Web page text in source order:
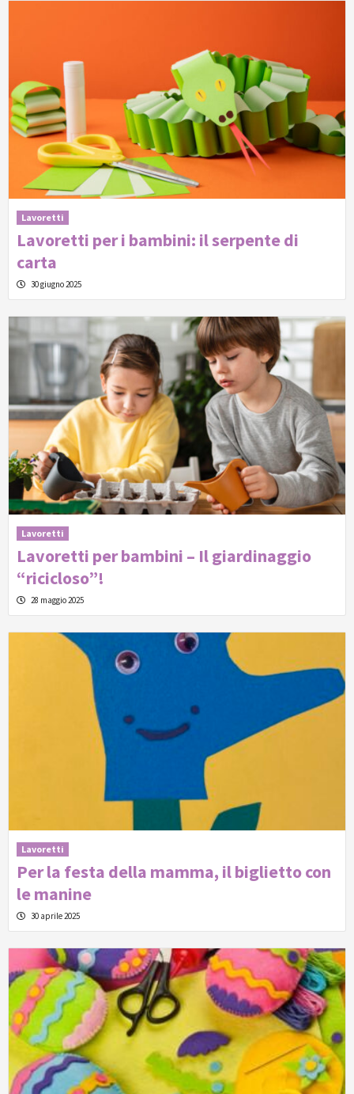
Lavoretti
Lavoretti per i bambini: il serpente di
carta
30 giugno 2025
Lavoretti
Lavoretti per bambini – Il giardinaggio
“ricicloso”!
28 maggio 2025
Lavoretti
Per la festa della mamma, il biglietto con
le manine
30 aprile 2025